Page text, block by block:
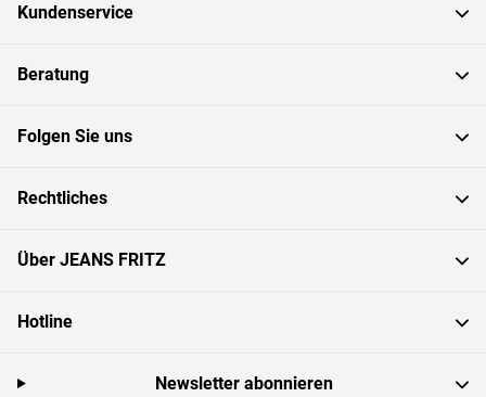
Kundenservice
Beratung
Folgen Sie uns
Rechtliches
Über JEANS FRITZ
Hotline
Newsletter abonnieren